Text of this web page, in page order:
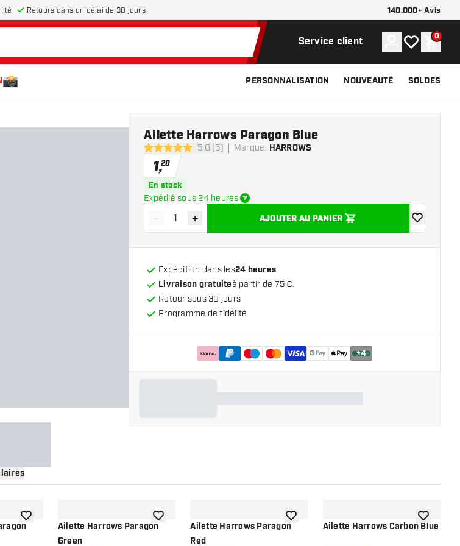
Retours dans un délai de 30 jours 140.000+ Avis
Service client Compte
Ma liste de
Panier
0
PERSONNALISATION NOUVEAUTÉ SOLDES
5 étoiles de notation
5.0 (5) Marque: HARROWS
Ailette Harrows Paragon Blue
1,20
En stock
Expédié sous 24 heures
Diminuer la quantité
- Augmenter la quantité
+ AJOUTER AU PANIER
ajouter à la
Expédition dans les24 heures
Livraison gratuiteà partir de 75 €.
Retour sous 30 jours
Programme de fidélité
+4
ajouter à la liste de souhaits
Ailette Harrows Paragon
Green
ajouter à la liste de souhaits
Ailette Harrows Paragon
Red
ajouter à la liste de souhaits
Ailette Harrows Carbon Blue
ajouter à